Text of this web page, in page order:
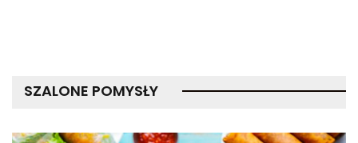
SZALONE POMYSŁY